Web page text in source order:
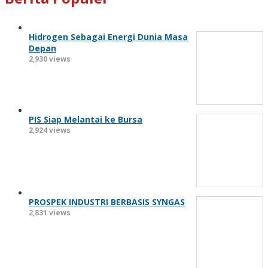
Hidrogen Sebagai Energi Dunia Masa
Depan
2,930 views
PIS Siap Melantai ke Bursa
2,924 views
PROSPEK INDUSTRI BERBASIS SYNGAS
2,831 views